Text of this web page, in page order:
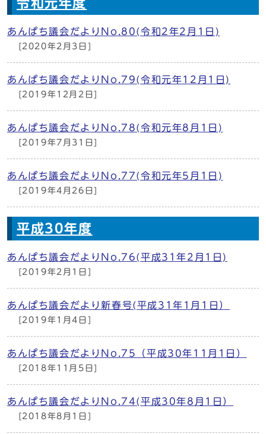
令和元年度
あんぱち議会だよりNo.80(令和2年2月1日)
[2020年2月3日]
あんぱち議会だよりNo.79(令和元年12月1日)
[2019年12月2日]
あんぱち議会だよりNo.78(令和元年8月1日)
[2019年7月31日]
あんぱち議会だよりNo.77(令和元年5月1日)
[2019年4月26日]
平成30年度
あんぱち議会だよりNo.76(平成31年2月1日)
[2019年2月1日]
あんぱち議会だより新春号(平成31年1月1日）
[2019年1月4日]
あんぱち議会だよりNo.75（平成30年11月1日）
[2018年11月5日]
あんぱち議会だよりNo.74(平成30年8月1日）
[2018年8月1日]